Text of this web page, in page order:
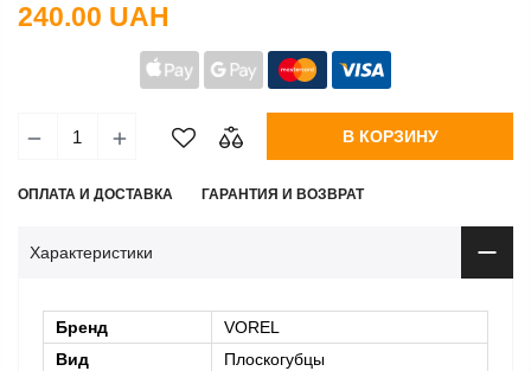
240.00 UAH
В КОРЗИНУ
ОПЛАТА И ДОСТАВКА ГАРАНТИЯ И ВОЗВРАТ
Характеристики
Бренд
VOREL
Вид
Плоскогубцы